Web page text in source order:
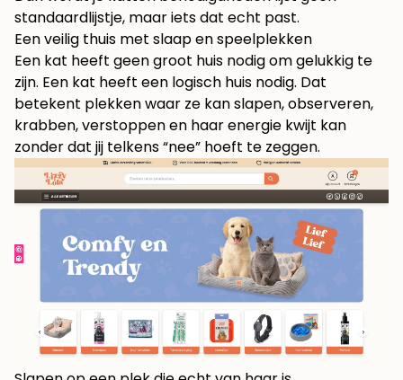
standaardlijstje, maar iets dat echt past.
Een veilig thuis met slaap en speelplekken
Een kat heeft geen groot huis nodig om gelukkig te
zijn. Een kat heeft een logisch huis nodig. Dat
betekent plekken waar ze kan slapen, observeren,
krabben, verstoppen en haar energie kwijt kan
zonder dat jij telkens “nee” hoeft te zeggen.